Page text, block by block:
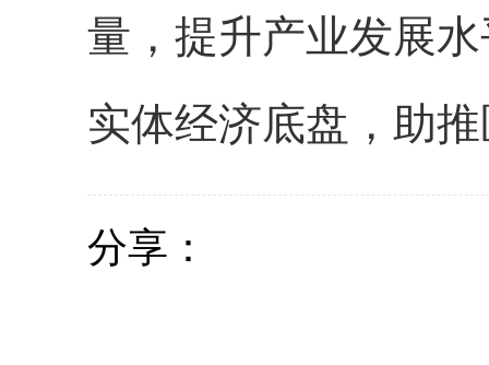
量，提升产业发展
实体经济底盘，助
分享：